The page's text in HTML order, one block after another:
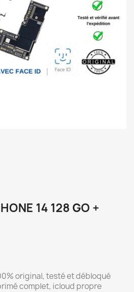
14 128 GO +
original, testé et débloqué
complet, icloud propre